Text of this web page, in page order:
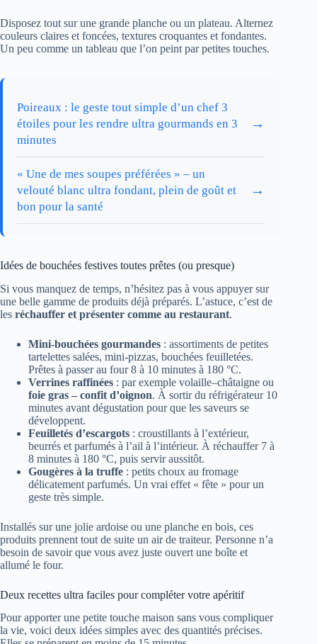
Disposez tout sur une grande planche ou un plateau. Alternez
couleurs claires et foncées, textures croquantes et fondantes.
Un peu comme un tableau que l’on peint par petites touches.
Poireaux : le geste tout simple d’un chef 3
étoiles pour les rendre ultra gourmands en 3
minutes
→
« Une de mes soupes préférées » – un
velouté blanc ultra fondant, plein de goût et
bon pour la santé
→
Idées de bouchées festives toutes prêtes (ou presque)
Si vous manquez de temps, n’hésitez pas à vous appuyer sur
une belle gamme de produits déjà préparés. L’astuce, c’est de
les réchauffer et présenter comme au restaurant.
Mini-bouchées gourmandes : assortiments de petites
tartelettes salées, mini-pizzas, bouchées feuilletées.
Prêtes à passer au four 8 à 10 minutes à 180 °C.
Verrines raffinées : par exemple volaille–châtaigne ou
foie gras – confit d’oignon. À sortir du réfrigérateur 10
minutes avant dégustation pour que les saveurs se
développent.
Feuilletés d’escargots : croustillants à l’extérieur,
beurrés et parfumés à l’ail à l’intérieur. À réchauffer 7 à
8 minutes à 180 °C, puis servir aussitôt.
Gougères à la truffe : petits choux au fromage
délicatement parfumés. Un vrai effet « fête » pour un
geste très simple.
Installés sur une jolie ardoise ou une planche en bois, ces
produits prennent tout de suite un air de traiteur. Personne n’a
besoin de savoir que vous avez juste ouvert une boîte et
allumé le four.
Deux recettes ultra faciles pour compléter votre apéritif
Pour apporter une petite touche maison sans vous compliquer
la vie, voici deux idées simples avec des quantités précises.